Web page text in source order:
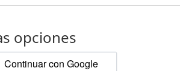
opciones
Continuar con Google